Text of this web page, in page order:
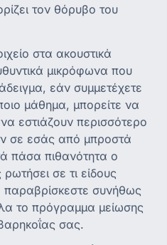
τον θόρυβο του
στα ακουστικά
μικρόφωνα που
εάν συμμετέχετε
μάθημα, μπορείτε να
εστιάζουν περισσότερο
σε εσάς από μπροστά
πάσα πιθανότητα ο
σε τι είδους
παραβρίσκεστε συνήθως
το πρόγραμμα μείωσης
σας.